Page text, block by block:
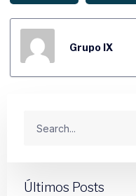
Grupo IX
Últimos Posts